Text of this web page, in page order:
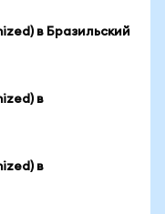
в Бразильский
в
в